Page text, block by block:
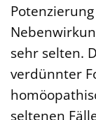
sehr selten.
verdünnter
seltenen